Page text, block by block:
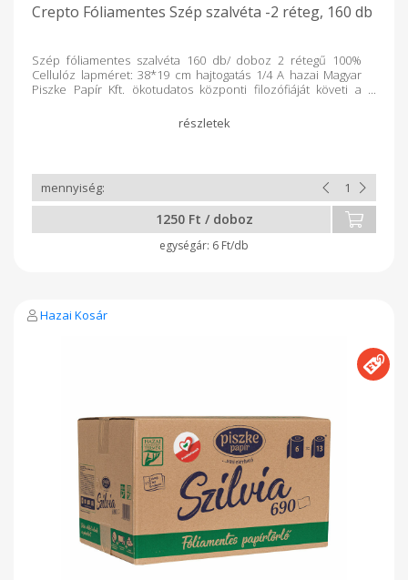
Crepto Fóliamentes Szép szalvéta -2 réteg, 160 db
Szép fóliamentes szalvéta 160 db/ doboz 2 rétegű 100%
Cellulóz lapméret: 38*19 cm hajtogatás 1/4 A hazai Magyar
Piszke Papír Kft. ökotudatos központi filozófiáját követi a
kevesebb csomagolás elve érvényesül a fóliamentes, öko
szalvétáknál is. A csomag 100%-ban lebomló,
szállítása környezetbarátabb, mint a kisebb csomagos
szalvéták esetében. Újrahasznosított és újrahasznosítható,
fóliamentes csomagolásban kapható. Alapanyag cellulóz
Fóliamentes igen Illatanyag-mentes igen Rétegszám 2 réteg
Gyártó: Magyar Piszke Papír Kft
1250 Ft / doboz
6 Ft/db
Hazai Kosár